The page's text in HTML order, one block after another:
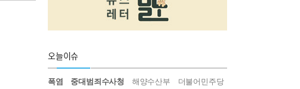
오늘이슈
폭염 중대범죄수사청 해양수산부
더불어민주당